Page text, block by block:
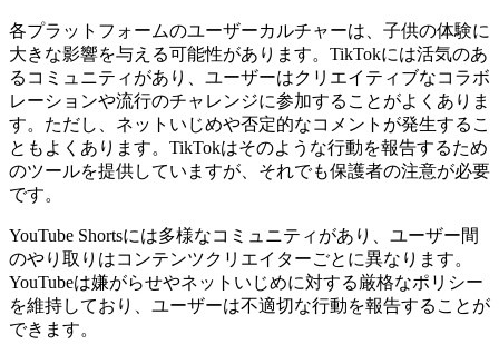
各プラットフォームのユーザーカルチャーは、子供の体験に
大きな影響を与える可能性があります。TikTokには活気のあ
るコミュニティがあり、ユーザーはクリエイティブなコラボ
レーションや流行のチャレンジに参加することがよくありま
す。ただし、ネットいじめや否定的なコメントが発生するこ
ともよくあります。TikTokはそのような行動を報告するため
のツールを提供していますが、それでも保護者の注意が必要
です。
YouTube Shortsには多様なコミュニティがあり、ユーザー間
のやり取りはコンテンツクリエイターごとに異なります。
YouTubeは嫌がらせやネットいじめに対する厳格なポリシー
を維持しており、ユーザーは不適切な行動を報告することが
できます。